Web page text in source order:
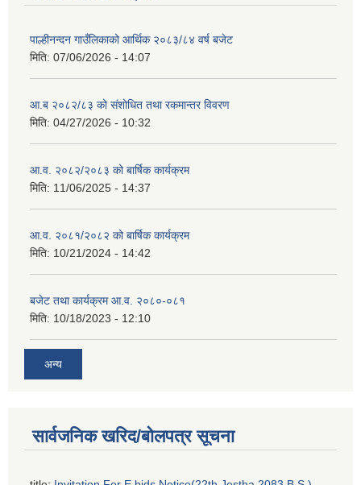
पाल्हीनन्दन गाउँलिकाको आर्थिक २०८३/८४ वर्ष बजेट
मिति: 07/06/2026 - 14:07
आ.ब २०८२/८३ को संशोधित तथा रकमान्तर विवरण
मिति: 04/27/2026 - 10:32
आ.व. २०८२/२०८३ को बार्षिक कार्यक्रम
मिति: 11/06/2025 - 14:37
आ.व. २०८१/२०८२ को बार्षिक कार्यक्रम
मिति: 10/21/2024 - 14:42
बजेट तथा कार्यक्रम आ.व. २०८०-०८१
मिति: 10/18/2023 - 12:10
अन्य
सार्वजनिक खरिद/बोलपत्र सूचना